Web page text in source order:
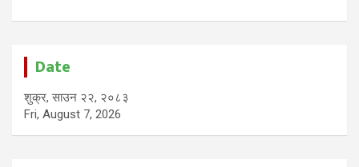
Date
शुक्र, साउन २२, २०८३
Fri, August 7, 2026